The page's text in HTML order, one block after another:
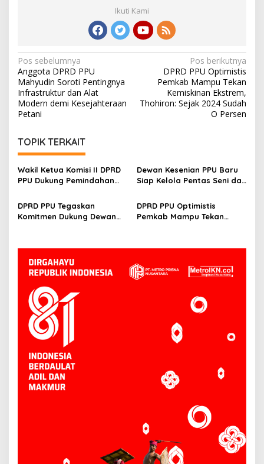
Ikuti Kami
Navigasi
pos
Pos sebelumnya
Anggota DPRD PPU
Mahyudin Soroti Pentingnya
Infrastruktur dan Alat
Modern demi Kesejahteraan
Petani
Pos berikutnya
DPRD PPU Optimistis
Pemkab Mampu Tekan
Kemiskinan Ekstrem,
Thohiron: Sejak 2024 Sudah
O Persen
TOPIK TERKAIT
Wakil Ketua Komisi II DPRD
PPU Dukung Pemindahan
UMKM ke Depan Stadion
Panglima Sentik
Dewan Kesenian PPU Baru
Siap Kelola Pentas Seni dan
Baik, Kenapa Tidak
DPRD PPU Tegaskan
Komitmen Dukung Dewan
DPRD PPU Optimistis
Pemkab Mampu Tekan
O Persen